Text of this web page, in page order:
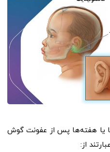
یا هفته‌ها پس از عفونت گوش
از: